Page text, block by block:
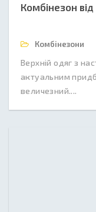
Комбінезон
Комбінезони
Верхній одяг з
актуальним
величезний....